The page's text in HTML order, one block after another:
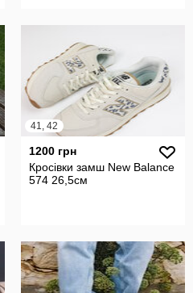
41, 42
1200 грн
Кросівки замш New Balance
574 26,5см